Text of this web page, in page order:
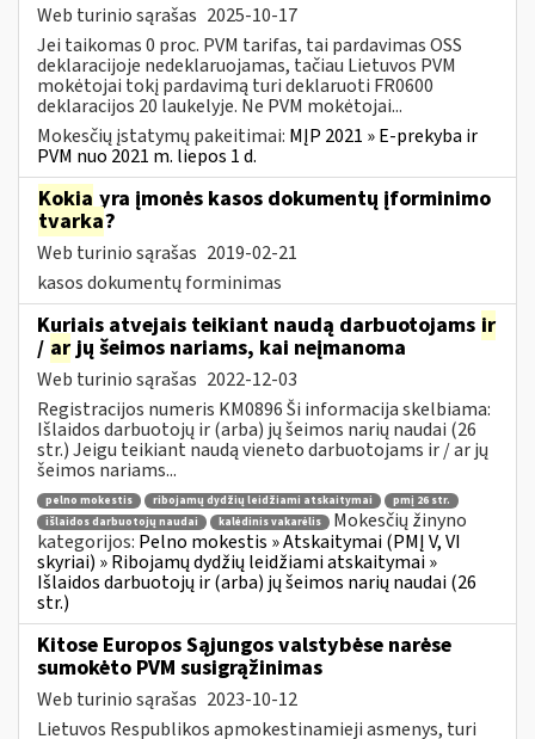
Web turinio sąrašas 2025-10-17
Jei taikomas 0 proc. PVM tarifas, tai pardavimas OSS
deklaracijoje nedeklaruojamas, tačiau Lietuvos PVM
mokėtojai tokį pardavimą turi deklaruoti FR0600
deklaracijos 20 laukelyje. Ne PVM mokėtojai...
Mokesčių įstatymų pakeitimai: MĮP 2021 » E-prekyba ir
PVM nuo 2021 m. liepos 1 d.
Kokia yra įmonės kasos dokumentų įforminimo
tvarka?
Web turinio sąrašas 2019-02-21
kasos dokumentų forminimas
Kuriais atvejais teikiant naudą darbuotojams ir
/ arjų šeimos nariams, kai neįmanoma
Web turinio sąrašas 2022-12-03
Registracijos numeris KM0896 Ši informacija skelbiama:
Išlaidos darbuotojų ir (arba) jų šeimos narių naudai (26
str.) Jeigu teikiant naudą vieneto darbuotojams ir / ar jų
šeimos nariams...
pelno mokestis ribojamų dydžių leidžiami atskaitymai
pmį 26 str.
išlaidos darbuotojų naudai
kalėdinis vakarėlis
Mokesčių žinyno
kategorijos: Pelno mokestis » Atskaitymai (PMĮ V, VI
skyriai) » Ribojamų dydžių leidžiami atskaitymai »
Išlaidos darbuotojų ir (arba) jų šeimos narių naudai (26
str.)
Kitose Europos Sąjungos valstybėse narėse
sumokėto PVM susigrąžinimas
Web turinio sąrašas 2023-10-12
Lietuvos Respublikos apmokestinamieji asmenys, turi